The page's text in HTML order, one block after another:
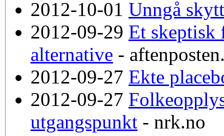
2012-10-01 Unngå
2012-09-29 Et skeptisk
alternative -
2012-09-27 Ekte
2012-09-27
utgangspunkt - nrk.no